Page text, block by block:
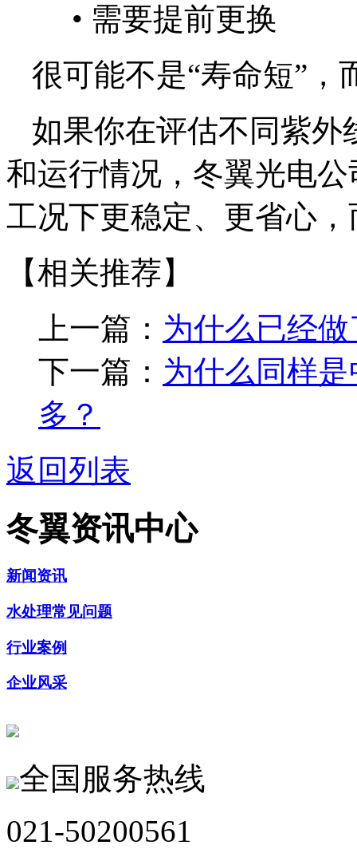
• 需要提前更换
很可能不是“寿命短”，
如果你在评估不同紫外
和运行情况，冬翼光电
工况下更稳定、更省心
【相关推荐】
上一篇： 为什么已经
下一篇： 为什么同样
多？
返回列表
冬翼资讯中心
新闻资讯
水处理常见问题
行业案例
企业风采
全国服务热线
021-50200561